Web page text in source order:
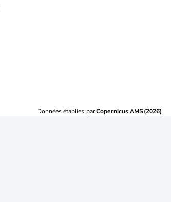
Données établies parCopernicus AMS(2026)